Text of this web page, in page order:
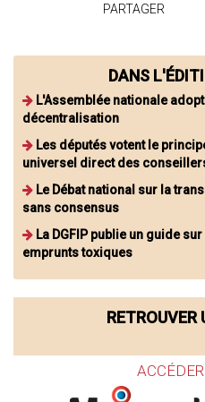
PARTAGER
DANS
L'Assemblée nationale
décentralisation
Les députés votent le
universel direct des
Le Débat national sur la
sans consensus
La DGFIP publie un guide
emprunts toxiques
RETROUVER